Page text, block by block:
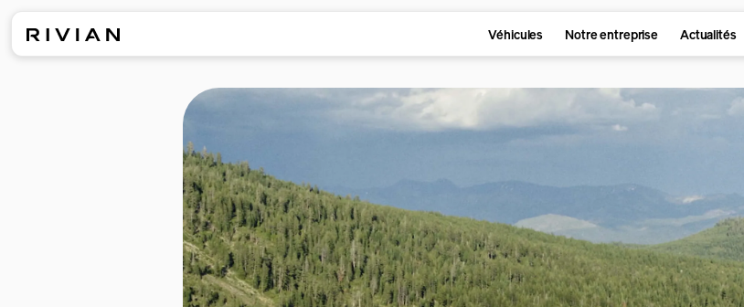
Véhicules Notre entreprise Actualités